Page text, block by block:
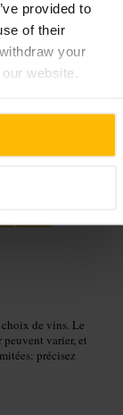
provided to
of their
your
our website.
attentif
choix de vins. Le
varier, et
précisez